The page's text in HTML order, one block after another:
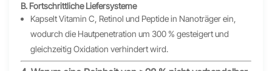
B. Fortschrittliche Liefersysteme
Kapselt Vitamin C, Retinol und Peptide in Nanoträger ein,
wodurch die Hautpenetration um 300 % gesteigert und
gleichzeitig Oxidation verhindert wird.